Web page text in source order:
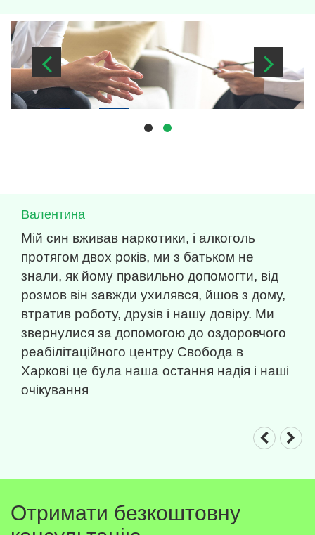
Валентина
Мій син вживав наркотики, і алкоголь
протягом двох років, ми з батьком не
знали, як йому правильно допомогти, від
розмов він завжди ухилявся, йшов з дому,
втратив роботу, друзів і нашу довіру. Ми
звернулися за допомогою до оздоровчого
реабілітаційного центру Свобода в
Харкові це була наша остання надія і наші
очікування
Отримати безкоштовну